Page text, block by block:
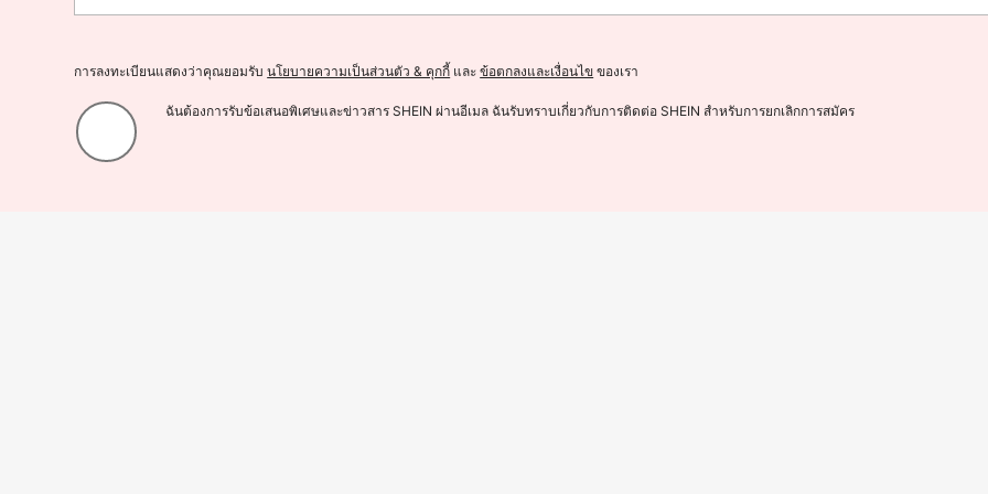
ZIAI ชุดเซ็ต 2 ชิ้น สำหรับผู้หญิง, ชุดเดรสสายเดี่ยวแฟชั่นพิมพ์ลายกระโปรงบานเอวกลางเซ็กซี่สำหรับฤดูร้อนใหม่
-3%
การลงทะเบียนแสดงว่าคุณยอมรับนโยบายความเป็นส่วนตัว & คุกกี้ และข้อตกลงและเงื่อนไข ของเรา
ฉันต้องการรับข้อเสนอพิเศษและข่าวสาร SHEIN ผ่านอีเมล ฉันรับทราบเกี่ยวกับการติดต่อ SHEIN สำหรับการยกเลิกการสมัคร